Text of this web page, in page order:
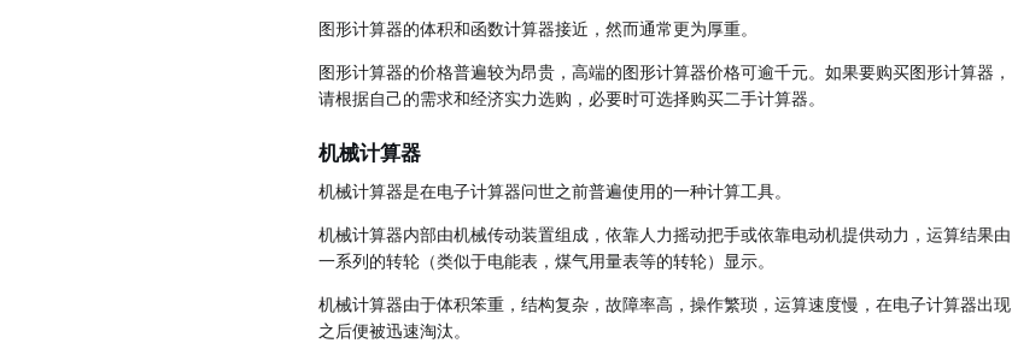
图形计算器的体积和函数计算器接近，然而通常更为厚重。
图形计算器的价格普遍较为昂贵，高端的图形计算器价格可逾千元。如果要购买图形计算器，
请根据自己的需求和经济实力选购，必要时可选择购买二手计算器。
机械计算器
机械计算器是在电子计算器问世之前普遍使用的一种计算工具。
机械计算器内部由机械传动装置组成，依靠人力摇动把手或依靠电动机提供动力，运算结果由
一系列的转轮（类似于电能表，煤气用量表等的转轮）显示。
机械计算器由于体积笨重，结构复杂，故障率高，操作繁琐，运算速度慢，在电子计算器出现
之后便被迅速淘汰。